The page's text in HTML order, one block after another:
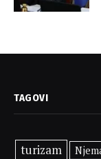
TAGOVI
turizam